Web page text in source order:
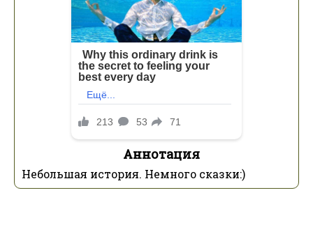
Аннотация
Небольшая история. Немного сказки:)